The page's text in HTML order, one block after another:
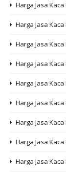
Harga Jasa
Harga Jasa
Harga Jasa
Harga Jasa
Harga Jasa
Harga Jasa
Harga Jasa
Harga Jasa
Harga Jasa